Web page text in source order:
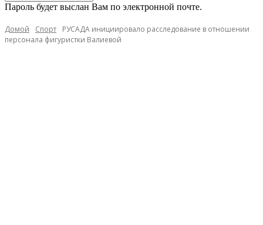
Пароль будет выслан Вам по электронной почте.
Домой Спорт
РУСАДА инициировало расследование в отношении
персонала фигуристки Валиевой